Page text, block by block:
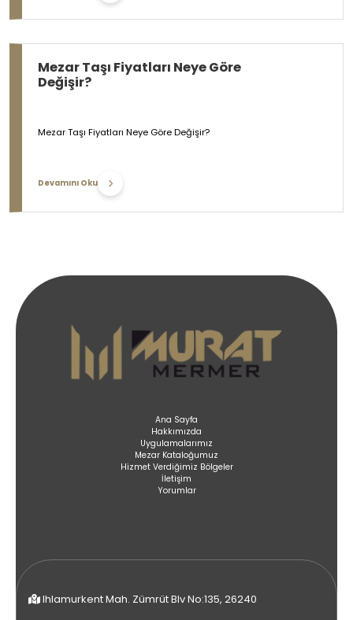
Mezar Taşı Fiyatları Neye Göre
Değişir?
Mezar Taşı Fiyatları Neye Göre Değişir?
Devamını Oku
Ana Sayfa
Hakkımızda
Uygulamalarımız
Mezar Kataloğumuz
Hizmet Verdiğimiz Bölgeler
İletişim
Yorumlar
Ihlamurkent Mah. Zümrüt Blv No:135, 26240